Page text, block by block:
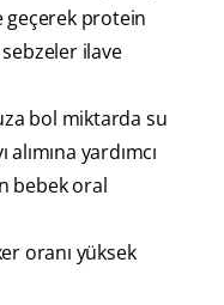
geçerek protein
sebzeler ilave
bol miktarda su
yardımcı
bebek oral
oranı yüksek